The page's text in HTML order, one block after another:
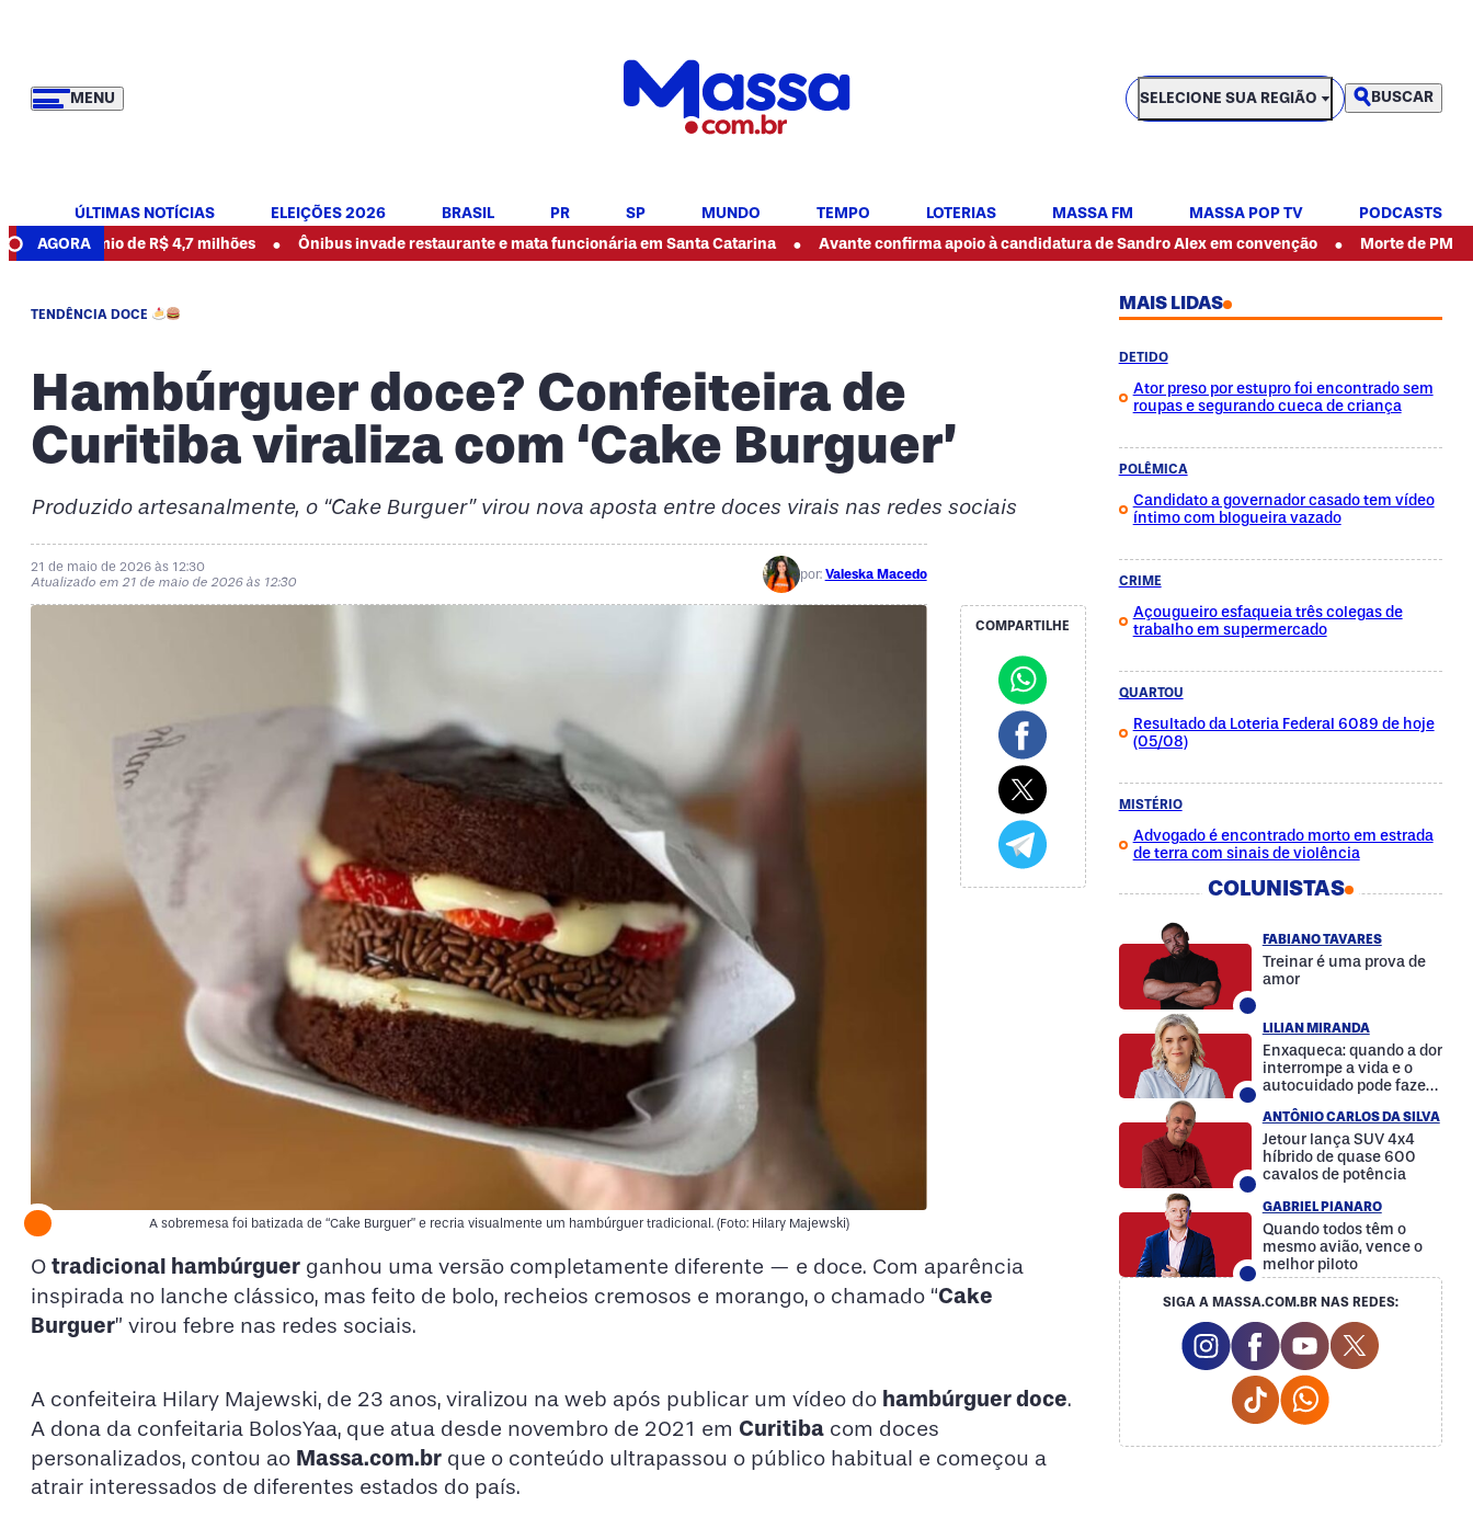
MENU
SELECIONE SUA REGIÃO
SELECIONE SUA REGIÃO BUSCAR
ÚLTIMAS NOTÍCIAS ELEIÇÕES 2026 BRASIL PR SP MUNDO TEMPO LOTERIAS MASSA FM MASSA POP TV
PODCASTS
AGORA
de R$ 4,7 milhões • Ônibus invade restaurante e mata funcionária em Santa Catarina • Avante confirma apoio à candidatura de Sandro Alex em convenção • Morte de PM durante aula
TENDÊNCIA DOCE
Hambúrguer doce? Confeiteira de
Curitiba viraliza com ‘Cake Burguer’
Produzido artesanalmente, o “Cake Burguer” virou nova aposta entre doces virais nas redes sociais
21 de maio de 2026 às 12:30
Atualizado em 21 de maio de 2026 às 12:30
por: Valeska Macedo
A sobremesa foi batizada de “Cake Burguer” e recria visualmente um hambúrguer tradicional. (Foto: Hilary Majewski)
COMPARTILHE
O tradicional hambúrguer ganhou uma versão completamente diferente — e doce. Com aparência
inspirada no lanche clássico, mas feito de bolo, recheios cremosos e morango, o chamado “Cake
Burguer” virou febre nas redes sociais.
A confeiteira Hilary Majewski, de 23 anos, viralizou na web após publicar um vídeo do hambúrguer doce.
A dona da confeitaria BolosYaa, que atua desde novembro de 2021 em Curitiba com doces
personalizados, contou ao Massa.com.br que o conteúdo ultrapassou o público habitual e começou a
atrair interessados de diferentes estados do país.
MAIS LIDAS
DETIDO
Ator preso por estupro foi encontrado sem
roupas e segurando cueca de criança
POLÊMICA
Candidato a governador casado tem vídeo
íntimo com blogueira vazado
CRIME
Açougueiro esfaqueia três colegas de
trabalho em supermercado
QUARTOU
Resultado da Loteria Federal 6089 de hoje
(05/08)
MISTÉRIO
Advogado é encontrado morto em estrada
de terra com sinais de violência
COLUNISTAS
FABIANO TAVARES
Treinar é uma prova de
amor
LILIAN MIRANDA
Enxaqueca: quando a dor
interrompe a vida e o
autocuidado pode fazer
ANTÔNIO CARLOS DA SILVA
Jetour lança SUV 4x4
híbrido de quase 600
cavalos de potência
GABRIEL PIANARO
Quando todos têm o
mesmo avião, vence o
melhor piloto
SIGA A MASSA.COM.BR NAS REDES:
Instagram Social Media
Facebook Social Media
Youtube Social
Twitter
Tiktok Social Media
Whatsapp